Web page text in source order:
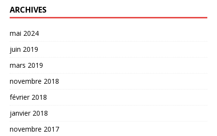
ARCHIVES
mai 2024
juin 2019
mars 2019
novembre 2018
février 2018
janvier 2018
novembre 2017